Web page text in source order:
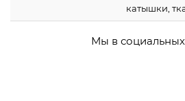
катышки,
Мы в социальных